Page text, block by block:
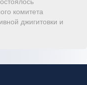
комитета
джигитовки и